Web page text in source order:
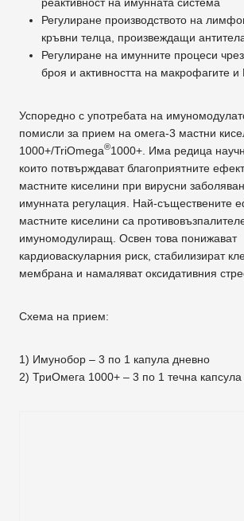
Регулиране производството на
кръвни телца, произвеждащи
Регулиране на имунните процеси
броя и активността на макрофагите и
Успоредно с употребата на
помисли за прием на омега-3 мастни
1000+/TriOmega®1000+. Има редица
които потвърждават благоприятните
мастните киселини при вирусни
имунната регулация. Най-съществените
мастните киселини са
имуномодулиращ. Освен това понижават
кардиоваскуларния риск, стабилизират
мембрана и намаляват оксидативния
Схема на прием:
1) Имунобор – 3 по 1 капула дневно
2) ТриОмега 1000+ – 3 по 1 течна